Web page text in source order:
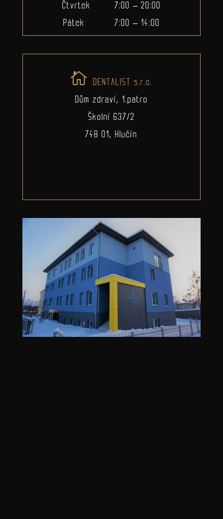
Čtvrtek 7:00 – 20:00
Pátek 7:00 – 14:00
DENTALIST s.r.o.
Dům zdraví, 1.patro
Školní 637/2
748 01, Hlučín